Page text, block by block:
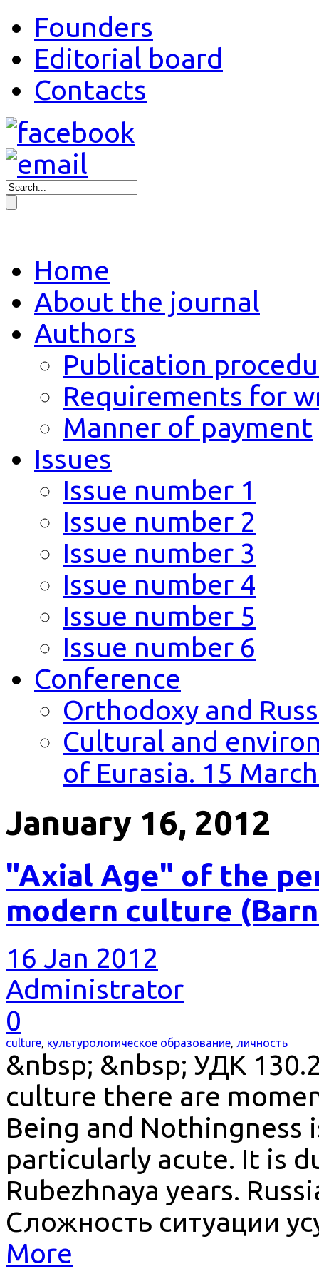
Founders
Editorial board
Contacts
Home
About the journal
Authors
Publication
Requirements for
Manner of payment
Issues
Issue number 1
Issue number 2
Issue number 3
Issue number 4
Issue number 5
Issue number 6
Conference
Orthodoxy and
Cultural and
of Eurasia. 15
January 16, 2012
"Axial Age" of the
modern culture
16 Jan 2012
Administrator
0
culture, культурологическое образование, личность
&nbsp; &nbsp; УДК
culture there are
Being and Nothingness
particularly acute. It is
Rubezhnaya years.
Сложность ситуации
More